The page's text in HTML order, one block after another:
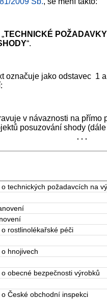
TECHNICKÉ
“.
označuje jako odstavec 1
v návaznosti na přímo
posuzování shody (dále
. . .
technických požadavcích na
rostlinolékařské péči
hnojivech
obecné bezpečnosti výrobků
České obchodní inspekci
-
náhrady